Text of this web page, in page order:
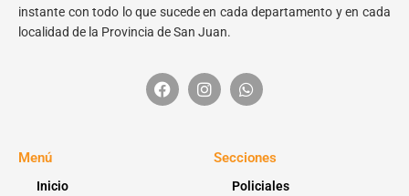
instante con todo lo que sucede en cada departamento y en cada
localidad de la Provincia de San Juan.
Menú
Inicio
Secciones
Policiales